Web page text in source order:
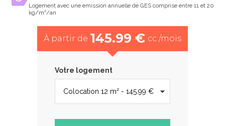
Logement avec une emission annuelle de GES comprise entre 11 et 20
kg/m²/an
À partir de 145.99 € cc /mois
Votre logement